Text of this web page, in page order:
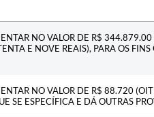
NO VALOR DE R$
E NOVE REAIS), PARA OS
NO VALOR DE R$ 88.720
SE ESPECÍFICA E DÁ OUTRAS